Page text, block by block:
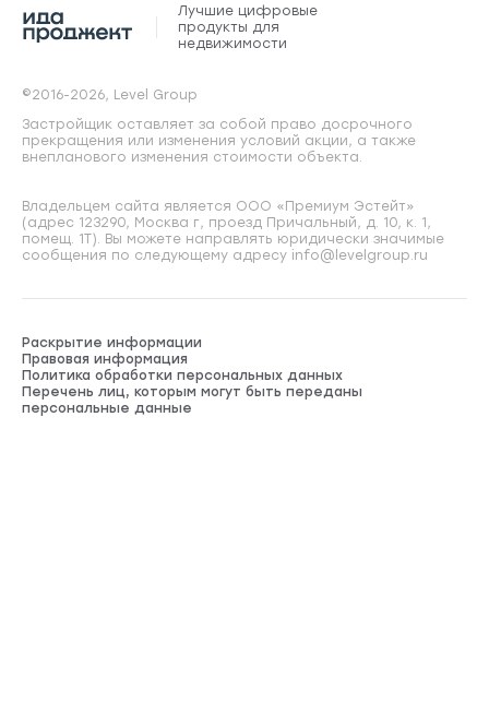
Лучшие цифровые
продукты для
недвижимости
©2016-2026, Level Group
Застройщик оставляет за собой право досрочного
прекращения или изменения условий акции, а также
внепланового изменения стоимости объекта.
Владельцем сайта является ООО «Премиум Эстейт»
(адрес 123290, Москва г, проезд Причальный, д. 10, к. 1,
помещ. 1Т). Вы можете направлять юридически значимые
сообщения по следующему адресу info@levelgroup.ru
Раскрытие информации
Правовая информация
Политика обработки персональных данных
Перечень лиц, которым могут быть переданы
персональные данные